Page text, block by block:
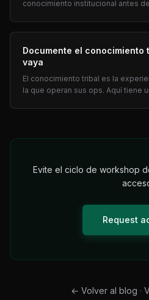
conocimiento institucional antes
Documente el conocimiento
vaya
El conocimiento tribal es la
la que operan sus ops. Aquí tiene
Evite el ciclo de workshop
Request
← Volver al blog ·